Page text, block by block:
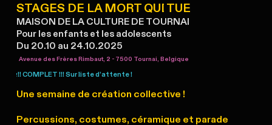
STAGES DE LA MORT QUI TUE
MAISON DE LA CULTURE DE TOURNAI
Pour les enfants et les adolescents
Du 20.10 au 24.10.2025
Avenue des Frères Rimbaut, 2 - 7500 Tournai, Belgique
!!! COMPLET !!! Sur liste d’attente !
Une semaine de création collective !
Percussions, costumes, céramique et parade